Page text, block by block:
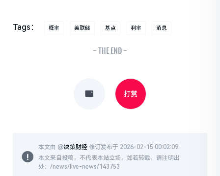
Tags： 概率 美联储 基点 利率 消息
- THE END -
打赏
本文由 @决策财经 修订发布于 2026-02-15 00:02:09
本文来自投稿，不代表本站立场，如若转载，请注明出
处：/news/live-news/143753